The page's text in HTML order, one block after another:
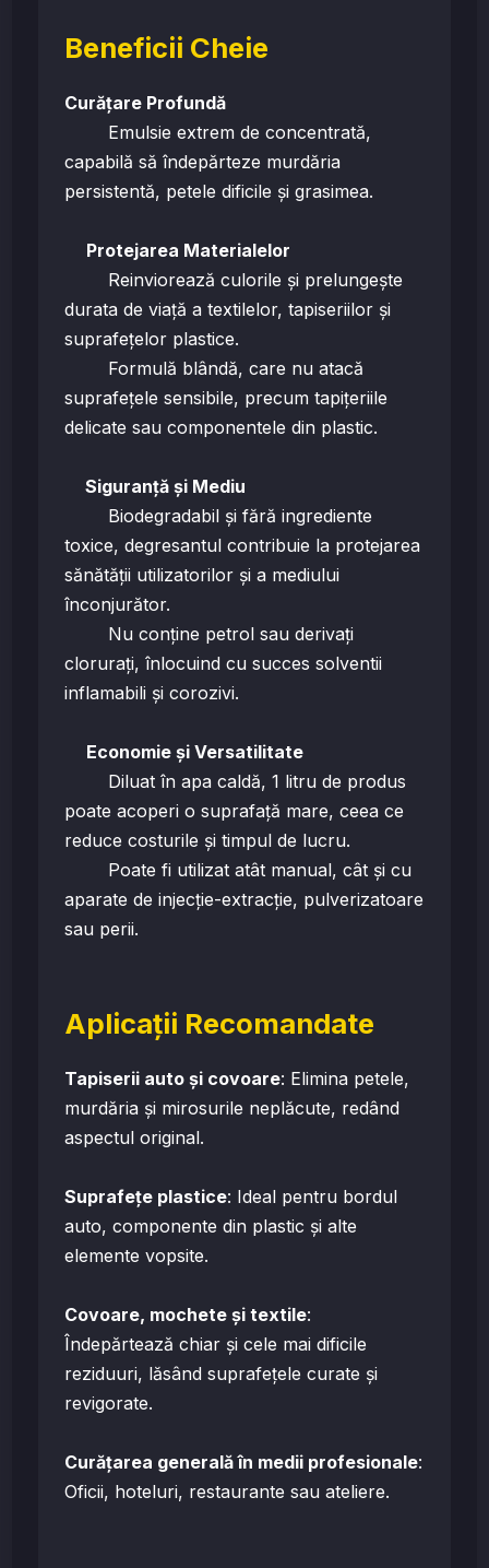
Beneficii Cheie
Curățare Profundă
Emulsie extrem de concentrată,
capabilă să îndepărteze murdăria
persistentă, petele dificile și grasimea.
Protejarea Materialelor
Reinviorează culorile și prelungește
durata de viață a textilelor, tapiseriilor și
suprafețelor plastice.
Formulă blândă, care nu atacă
suprafețele sensibile, precum tapițeriile
delicate sau componentele din plastic.
Siguranță și Mediu
Biodegradabil și fără ingrediente
toxice, degresantul contribuie la protejarea
sănătății utilizatorilor și a mediului
înconjurător.
Nu conține petrol sau derivați
clorurați, înlocuind cu succes solventii
inflamabili și corozivi.
Economie și Versatilitate
Diluat în apa caldă, 1 litru de produs
poate acoperi o suprafață mare, ceea ce
reduce costurile și timpul de lucru.
Poate fi utilizat atât manual, cât și cu
aparate de injecție-extracție, pulverizatoare
sau perii.
Aplicații Recomandate
Tapiserii auto și covoare: Elimina petele,
murdăria și mirosurile neplăcute, redând
aspectul original.
Suprafețe plastice: Ideal pentru bordul
auto, componente din plastic și alte
elemente vopsite.
Covoare, mochete și textile:
Îndepărtează chiar și cele mai dificile
reziduuri, lăsând suprafețele curate și
revigorate.
Curățarea generală în medii profesionale:
Oficii, hoteluri, restaurante sau ateliere.